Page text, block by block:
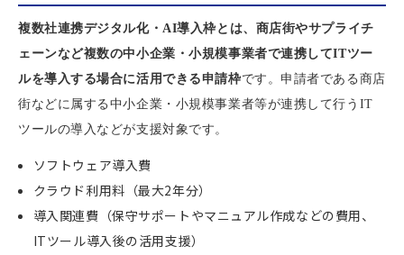
複数社連携デジタル化・AI導入枠とは、商店街やサプライチ
ェーンなど複数の中小企業・小規模事業者で連携してITツー
ルを導入する場合に活用できる申請枠です。申請者である商店
街などに属する中小企業・小規模事業者等が連携して行うIT
ツールの導入などが支援対象です。
ソフトウェア導入費
クラウド利用料（最大2年分）
導入関連費（保守サポートやマニュアル作成などの費用、
ITツール導入後の活用支援）